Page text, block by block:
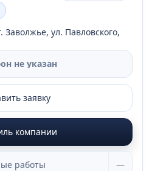
Заволжье, ул. Павловского,
не указан
заявку
компании
работы —